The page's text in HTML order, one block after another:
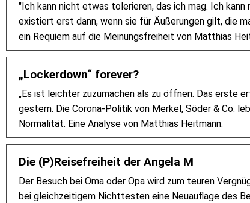
"Ich kann nicht etwas tolerieren, das ich mag. Ich
existiert erst dann, wenn sie für Äußerungen gilt, die
ein Requiem auf die Meinungsfreiheit von Matthias
„Lockerdown“ forever?
„Es ist leichter zuzumachen als zu öffnen. Das erste
gestern. Die Corona-Politik von Merkel, Söder & Co.
Normalität. Eine Analyse von Matthias Heitmann:
Die (P)Reisefreiheit der Angela M
Der Besuch bei Oma oder Opa wird zum teuren
bei gleichzeitigem Nichttesten eine Neuauflage des